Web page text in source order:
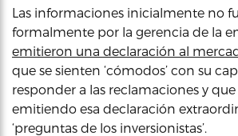
Las informaciones inicialmente no
formalmente por la gerencia de la
emitieron una declaración al
que se sienten ‘cómodos’ con su
responder a las reclamaciones y
emitiendo esa declaración
‘preguntas de los inversionistas’.